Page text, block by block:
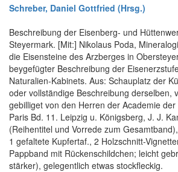
Schreber, Daniel Gottfried (Hrsg.)
Beschreibung der Eisenberg- und
Steyermark. [Mit:] Nikolaus Poda,
die Eisensteine des Arzberges in
beygefügter Beschreibung der
Naturalien-Kabinets. Aus: Schauplatz der
oder vollständige Beschreibung derselben,
gebilliget von den Herren der Academie
Paris Bd. 11. Leipzig u. Königsberg, J. J.
(Reihentitel und Vorrede zum
1 gefaltete Kupfertaf., 2 Holzschnitt-
Pappband mit Rückenschildchen; leicht
stärker), gelegentlich etwas stockfleckig.